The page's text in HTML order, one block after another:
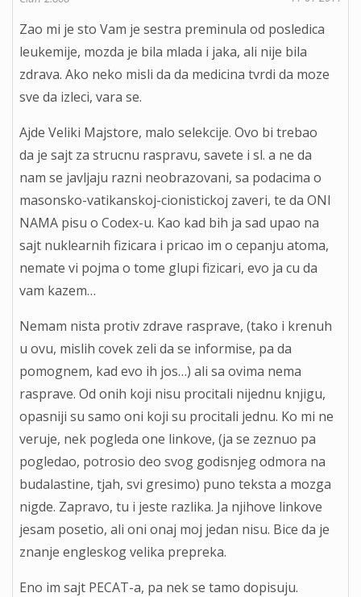
Zao mi je sto Vam je sestra preminula od posledica
leukemije, mozda je bila mlada i jaka, ali nije bila
zdrava. Ako neko misli da da medicina tvrdi da moze
sve da izleci, vara se.
Ajde Veliki Majstore, malo selekcije. Ovo bi trebao
da je sajt za strucnu raspravu, savete i sl. a ne da
nam se javljaju razni neobrazovani, sa podacima o
masonsko-vatikanskoj-cionistickoj zaveri, te da ONI
NAMA pisu o Codex-u. Kao kad bih ja sad upao na
sajt nuklearnih fizicara i pricao im o cepanju atoma,
nemate vi pojma o tome glupi fizicari, evo ja cu da
vam kazem…
Nemam nista protiv zdrave rasprave, (tako i krenuh
u ovu, mislih covek zeli da se informise, pa da
pomognem, kad evo ih jos…) ali sa ovima nema
rasprave. Od onih koji nisu procitali nijednu knjigu,
opasniji su samo oni koji su procitali jednu. Ko mi ne
veruje, nek pogleda one linkove, (ja se zeznuo pa
pogledao, potrosio deo svog godisnjeg odmora na
budalastine, tjah, svi gresimo) puno teksta a mozga
nigde. Zapravo, tu i jeste razlika. Ja njihove linkove
jesam posetio, ali oni onaj moj jedan nisu. Bice da je
znanje engleskog velika prepreka.
Eno im sajt PECAT-a, pa nek se tamo dopisuju.